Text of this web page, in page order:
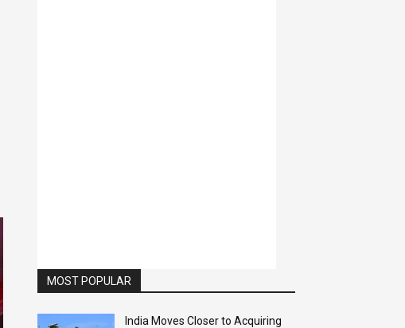
MOST POPULAR
India Moves Closer to Acquiring